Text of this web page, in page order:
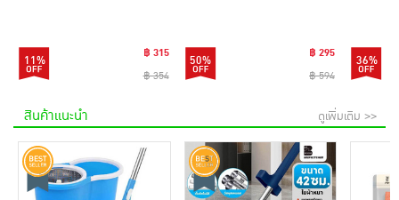
11%
฿ 315
฿ 354
50%
฿ 295
฿ 594
36%
สินค้าแนะนำ ดูเพิ่มเติม >>